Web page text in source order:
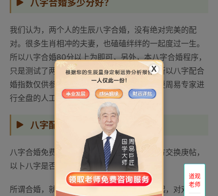
八字合婚多少分好？
我们认为，两个人的生辰八字合婚，没有绝对完美的配
对。很多生肖相冲的夫妻，也磕磕绊绊的一起度过一生。
所以八字合婚80分以上为即可，另外，本八字合婚程序，
只是测试了两个人的生辰八字一部份信息，所以八字配合
婚指数仅供参考。更准确的八字合婚，还需要周易专家进
行全盘的人工分析。
八字配对合婚
八字合婚免费算命是传统民俗，婚前男女双方交换庚帖，
以卜八字是否相配，谓之【八字合婚】。
所谓合婚，就是把男女双方生辰八字配在一起，对双方八
道观
老师
X